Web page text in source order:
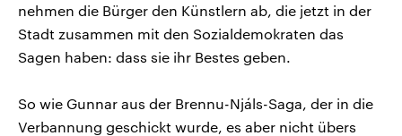
nehmen die Bürger den Künstlern ab, die jetzt in der
Stadt zusammen mit den Sozialdemokraten das
Sagen haben: dass sie ihr Bestes geben.
So wie Gunnar aus der Brennu-Njáls-Saga, der in die
Verbannung geschickt wurde, es aber nicht übers